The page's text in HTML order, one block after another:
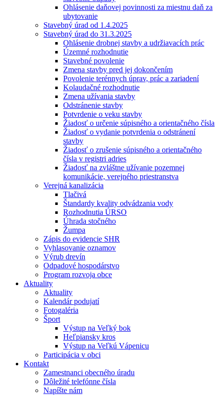
Ohlásenie daňovej povinnosti za miestnu daň za
ubytovanie
Stavebný úrad od 1.4.2025
Stavebný úrad do 31.3.2025
Ohlásenie drobnej stavby a udržiavacích prác
Územné rozhodnutie
Stavebné povolenie
Zmena stavby pred jej dokončením
Povolenie terénnych úprav, prác a zariadení
Kolaudačné rozhodnutie
Zmena užívania stavby
Odstránenie stavby
Potvrdenie o veku stavby
Žiadosť o určenie súpisného a orientačného čísla
Žiadosť o vydanie potvrdenia o odstránení
stavby
Žiadosť o zrušenie súpisného a orientačného
čísla v registri adries
Žiadosť na zvláštne užívanie pozemnej
komunikácie, verejného priestranstva
Verejná kanalizácia
Tlačivá
Štandardy kvality odvádzania vody
Rozhodnutia ÚRSO
Úhrada stočného
Žumpa
Zápis do evidencie SHR
Vyhlasovanie oznamov
Výrub drevín
Odpadové hospodárstvo
Program rozvoja obce
Aktuality
Aktuality
Kalendár podujatí
Fotogaléria
Šport
Výstup na Veľký bok
Heľpiansky kros
Výstup na Veľkú Vápenicu
Participácia v obci
Kontakt
Zamestnanci obecného úradu
Dôležité telefónne čísla
Napíšte nám